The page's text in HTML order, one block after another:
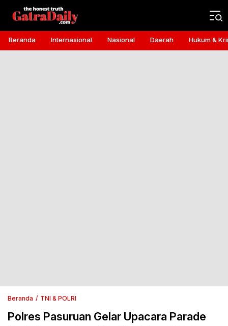
Gatra Daily
the honest truth
Beranda Internasional Nasional Daerah Hukum &
Beranda TNI & POLRI
Polres Pasuruan Gelar Upacara Parade